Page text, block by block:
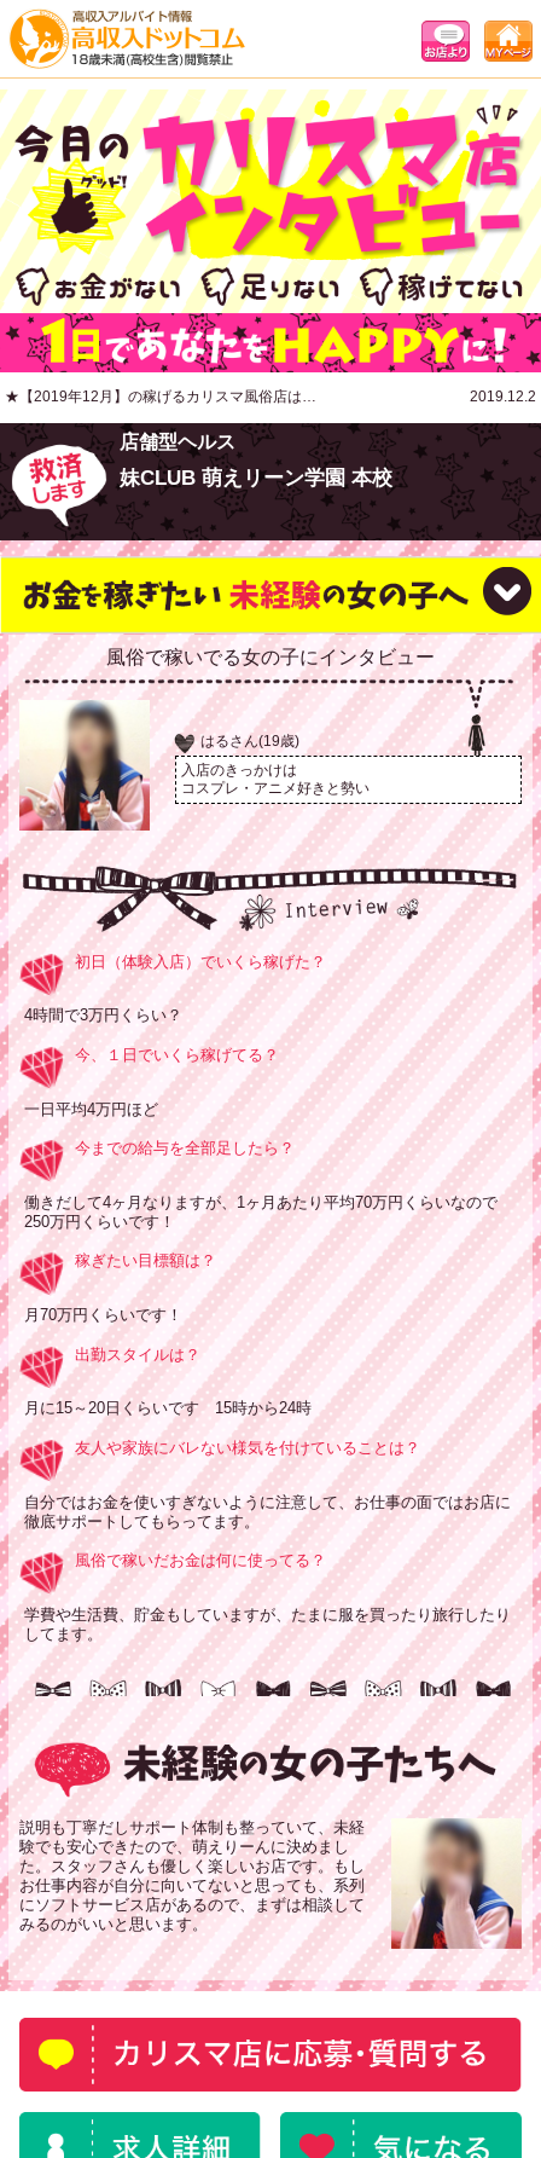
★【2019年12月】の稼げるカリスマ風俗店は… 2019.12.2
店舗型ヘルス
妹CLUB 萌えリーン学園 本校
風俗で稼いでる女の子にインタビュー
はるさん(19歳)
入店のきっかけは
コスプレ・アニメ好きと勢い
初日（体験入店）でいくら稼げた？
4時間で3万円くらい？
今、１日でいくら稼げてる？
一日平均4万円ほど
今までの給与を全部足したら？
働きだして4ヶ月なりますが、1ヶ月あたり平均70万円くらいなので
250万円くらいです！
稼ぎたい目標額は？
月70万円くらいです！
出勤スタイルは？
月に15～20日くらいです 15時から24時
友人や家族にバレない様気を付けていることは？
自分ではお金を使いすぎないように注意して、お仕事の面ではお店に
徹底サポートしてもらってます。
風俗で稼いだお金は何に使ってる？
学費や生活費、貯金もしていますが、たまに服を買ったり旅行したり
してます。
説明も丁寧だしサポート体制も整っていて、未経
験でも安心できたので、萌えりーんに決めまし
た。スタッフさんも優しく楽しいお店です。もし
お仕事内容が自分に向いてないと思っても、系列
にソフトサービス店があるので、まずは相談して
みるのがいいと思います。